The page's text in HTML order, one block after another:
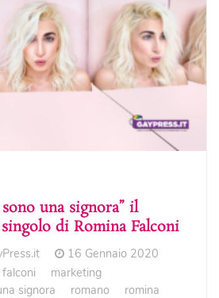
una signora” il
di Romina Falconi
16 Gennaio 2020
falconi
marketing
signora
romano
romina